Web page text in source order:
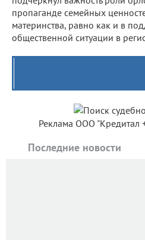
пропаганде семейных
материнства, равно как и в
общественной ситуации в
Реклама ООО "Кредитал
Последние новости